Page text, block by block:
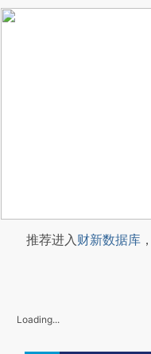
推荐进入财新数据库
Loading...